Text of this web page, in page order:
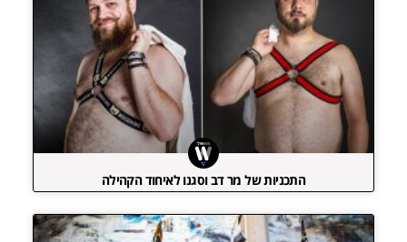
התכניות של מר דב וסגנו לאיחוד הקהילה